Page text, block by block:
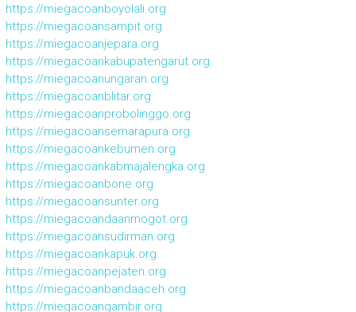
https://miegacoanboyolali.org
https://miegacoansampit.org
https://miegacoanjepara.org
https://miegacoankabupatengarut.org
https://miegacoanungaran.org
https://miegacoanblitar.org
https://miegacoanprobolinggo.org
https://miegacoansemarapura.org
https://miegacoankebumen.org
https://miegacoankabmajalengka.org
https://miegacoanbone.org
https://miegacoansunter.org
https://miegacoandaanmogot.org
https://miegacoansudirman.org
https://miegacoankapuk.org
https://miegacoanpejaten.org
https://miegacoanbandaaceh.org
https://miegacoangambir.org